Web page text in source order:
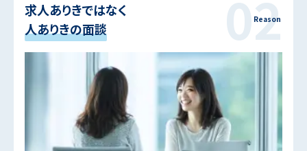
求人ありきではなく
人ありきの面談